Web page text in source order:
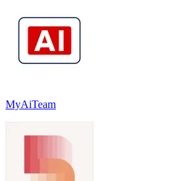
MyAiTeam